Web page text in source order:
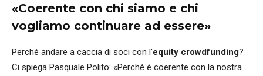
«Coerente con chi siamo e chi
vogliamo continuare ad essere»
Perché andare a caccia di soci con l'equity crowdfunding?
Ci spiega Pasquale Polito: «Perché è coerente con la nostra